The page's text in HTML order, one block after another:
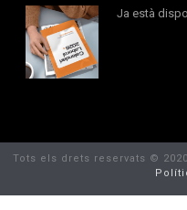
Ja està
Tots els drets reservats ©